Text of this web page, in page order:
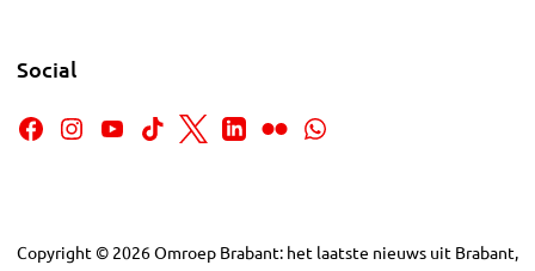
Social
Copyright © 2026Omroep Brabant: het laatste nieuws uit Brabant,